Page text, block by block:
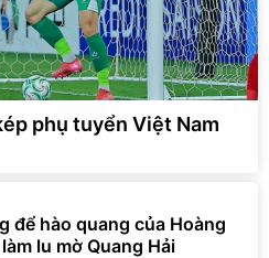
phụ tuyển Việt Nam
để hào quang của Hoàng
lu mờ Quang Hải